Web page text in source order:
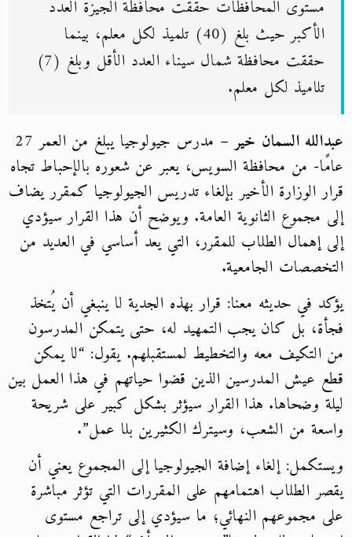
مستوى المحافظات حققت محافظة الجيزة العدد
الأكبر حيث بلغ (40) تلميذ لكل معلم، بينما
حققت محافظة شمال سيناء العدد الأقل وبلغ (7)
تلاميذ لكل معلم.
عبدالله السمان خير
– مدرس جيولوجيا يبلغ من العمر 27
عامًا- من محافظة السويس، يعبر عن شعوره بالإحباط تجاه
قرار الوزارة الأخير بإلغاء تدريس الجيولوجيا كمقرر يضاف
إلى مجموع الثانوية العامة. ويوضح أن هذا القرار سيؤدي
إلى إهمال الطلاب للمقرر، التي يعد أساسي في العديد من
التخصصات الجامعية.
يؤكد في حديثه معنا: قرار بهذه الجدية لا ينبغي أن يُتخذ
فجأة، بل كان يجب التمهيد له، حتى يتمكن المدرسون
من التكيف معه والتخطيط لمستقبلهم. يقول: “لا يمكن
قطع عيش المدرسين الذين قضوا حياتهم في هذا العمل بين
ليلة وضحاها. هذا القرار سيؤثر بشكل كبير على شريحة
واسعة من الشعب، وسيترك الكثيرين بلا عمل”.
ويستكمل: إلغاء إضافة الجيولوجيا إلى المجموع يعني أن
يقصر الطلاب اهتمامهم على المقررات التي تؤثر مباشرة
على مجموعهم النهائي؛ ما سيؤدي إلى تراجع مستوى